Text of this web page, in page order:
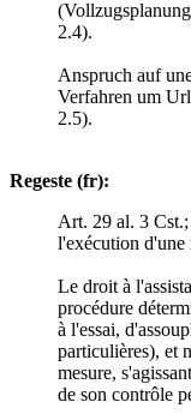
2.4).
Anspruch auf
Verfahren um
2.5).
Regeste (fr):
Art. 29 al. 3
l'exécution d'une
Le droit à
procédure
à l'essai,
particulières), et
mesure,
de son contrôle